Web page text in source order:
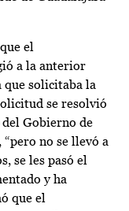
el
a la anterior
que solicitaba la
se resolvió
Gobierno de
no se llevó a
se les pasó el
y ha
que el